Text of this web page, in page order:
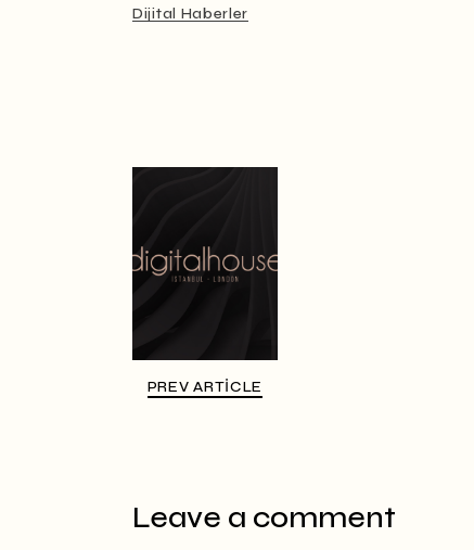
Dijital Haberler
PREV ARTICLE
Leave a comment